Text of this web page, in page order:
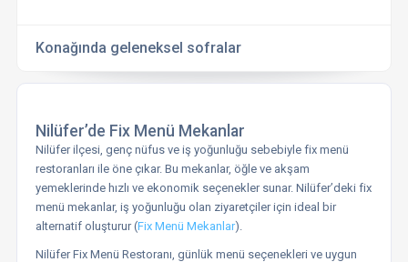
Konağında geleneksel sofralar
Nilüfer’de Fix Menü Mekanlar
Nilüfer ilçesi, genç nüfus ve iş yoğunluğu sebebiyle fix menü
restoranları ile öne çıkar. Bu mekanlar, öğle ve akşam
yemeklerinde hızlı ve ekonomik seçenekler sunar. Nilüfer’deki fix
menü mekanlar, iş yoğunluğu olan ziyaretçiler için ideal bir
alternatif oluşturur (Fix Menü Mekanlar).
Nilüfer Fix Menü Restoranı, günlük menü seçenekleri ve uygun